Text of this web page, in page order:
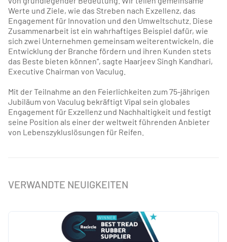
Werte und Ziele, wie das Streben nach Exzellenz, das
Engagement für Innovation und den Umweltschutz. Diese
Zusammenarbeit ist ein wahrhaftiges Beispiel dafür, wie
sich zwei Unternehmen gemeinsam weiterentwickeln, die
Entwicklung der Branche fördern und ihren Kunden stets
das Beste bieten können“, sagte Haarjeev Singh Kandhari,
Executive Chairman von Vaculug.
Mit der Teilnahme an den Feierlichkeiten zum 75-jährigen
Jubiläum von Vaculug bekräftigt Vipal sein globales
Engagement für Exzellenz und Nachhaltigkeit und festigt
seine Position als einer der weltweit führenden Anbieter
von Lebenszykluslösungen für Reifen.
VERWANDTE NEUIGKEITEN